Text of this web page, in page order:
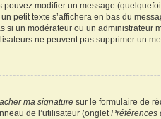
modifier un message
petit texte s’affichera en bas du
si un modérateur ou un administrateur
ne peuvent pas supprimer un
ma signature sur le formulaire de
de l’utilisateur (ongletPréférences